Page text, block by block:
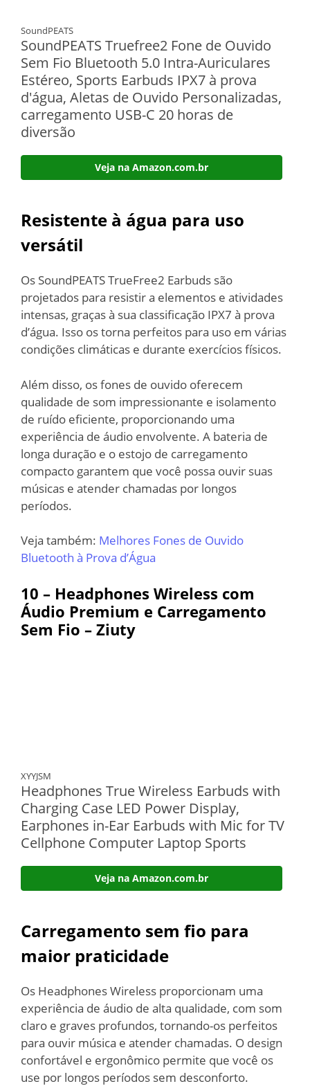
SoundPEATS
SoundPEATS Truefree2 Fone de Ouvido
Sem Fio Bluetooth 5.0 Intra-Auriculares
Estéreo, Sports Earbuds IPX7 à prova
d'água, Aletas de Ouvido Personalizadas,
carregamento USB-C 20 horas de
diversão
Veja na Amazon.com.br
Resistente à água para uso
versátil
Os SoundPEATS TrueFree2 Earbuds são
projetados para resistir a elementos e atividades
intensas, graças à sua classificação IPX7 à prova
d’água. Isso os torna perfeitos para uso em várias
condições climáticas e durante exercícios físicos.
Além disso, os fones de ouvido oferecem
qualidade de som impressionante e isolamento
de ruído eficiente, proporcionando uma
experiência de áudio envolvente. A bateria de
longa duração e o estojo de carregamento
compacto garantem que você possa ouvir suas
músicas e atender chamadas por longos
períodos.
Veja também: Melhores Fones de Ouvido
Bluetooth à Prova d’Água
10 – Headphones Wireless com
Áudio Premium e Carregamento
Sem Fio – Ziuty
XYYJSM
Headphones True Wireless Earbuds with
Charging Case LED Power Display,
Earphones in-Ear Earbuds with Mic for TV
Cellphone Computer Laptop Sports
Veja na Amazon.com.br
Carregamento sem fio para
maior praticidade
Os Headphones Wireless proporcionam uma
experiência de áudio de alta qualidade, com som
claro e graves profundos, tornando-os perfeitos
para ouvir música e atender chamadas. O design
confortável e ergonômico permite que você os
use por longos períodos sem desconforto.